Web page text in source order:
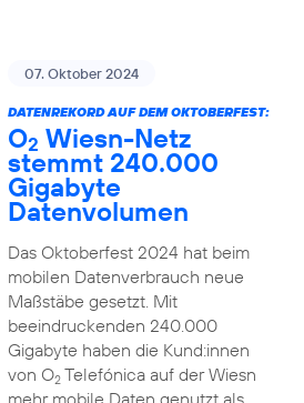
07. Oktober 2024
DATENREKORD AUF DEM OKTOBERFEST:
O2 Wiesn-Netz
stemmt 240.000
Gigabyte
Datenvolumen
Das Oktoberfest 2024 hat beim
mobilen Datenverbrauch neue
Maßstäbe gesetzt. Mit
beeindruckenden 240.000
Gigabyte haben die Kund:innen
von O2Telefónica auf der Wiesn
mehr mobile Daten genutzt als